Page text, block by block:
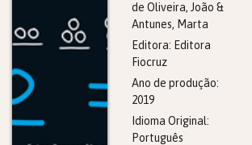
de Oliveira, João &
Antunes, Marta
Editora: Editora
Fiocruz
Ano de produção:
2019
Idioma Original:
Português